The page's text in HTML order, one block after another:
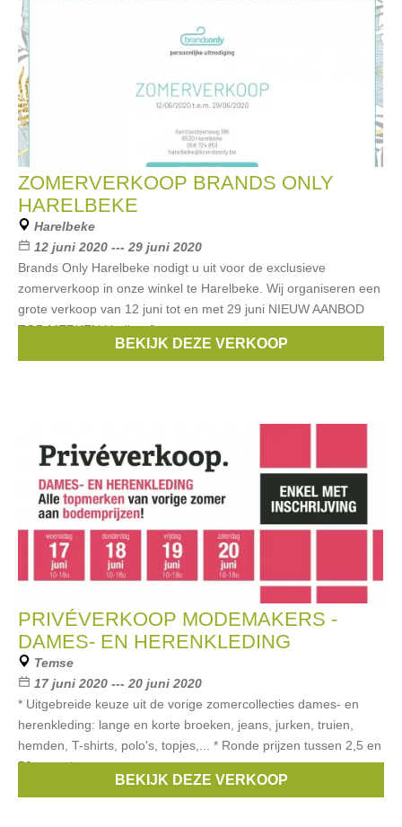
ZOMERVERKOOP BRANDS ONLY
HARELBEKE
Harelbeke
12 juni 2020 --- 29 juni 2020
Brands Only Harelbeke nodigt u uit voor de exclusieve
zomerverkoop in onze winkel te Harelbeke. Wij organiseren een
grote verkoop van 12 juni tot en met 29 juni NIEUW AANBOD
TOP MERKEN kleding &
Guess,Armani,Liu Jo,Hugo Boss
BEKIJK DEZE VERKOOP
PRIVÉVERKOOP MODEMAKERS -
DAMES- EN HERENKLEDING
Temse
17 juni 2020 --- 20 juni 2020
* Uitgebreide keuze uit de vorige zomercollecties dames- en
herenkleding: lange en korte broeken, jeans, jurken, truien,
hemden, T-shirts, polo's, topjes,... * Ronde prijzen tussen 2,5 en
50 euro. *
Guess,Only, Vero Moda,Street One
BEKIJK DEZE VERKOOP